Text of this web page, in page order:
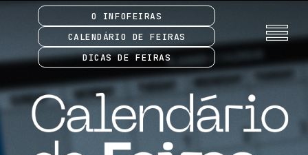
O INFOFEIRAS
CALENDÁRIO DE FEIRAS
DICAS DE FEIRAS